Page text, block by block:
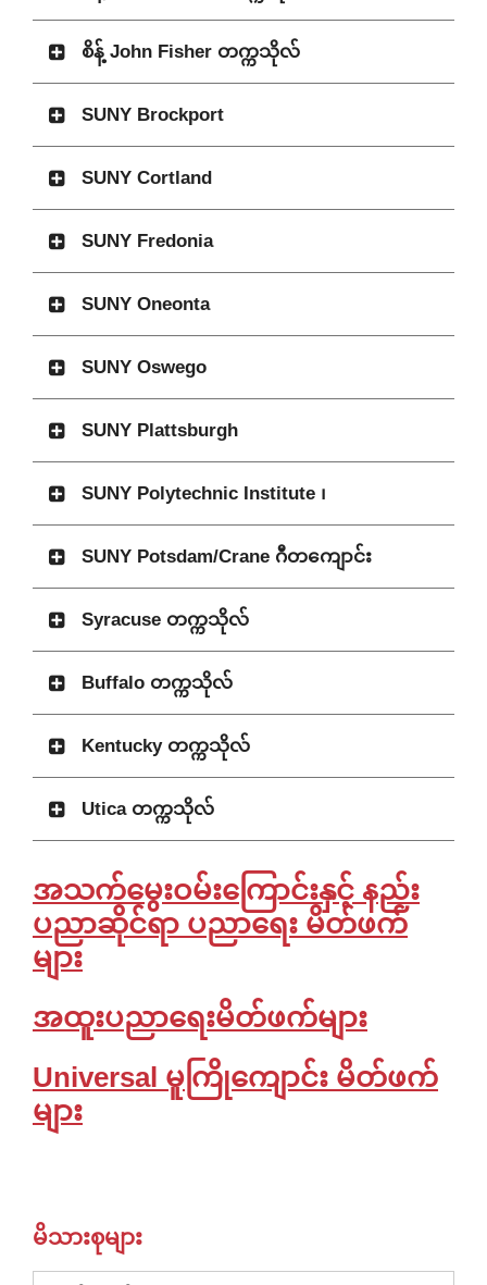
စိန့် John Fisher တက္ကသိုလ်
SUNY Brockport
SUNY Cortland
SUNY Fredonia
SUNY Oneonta
SUNY Oswego
SUNY Plattsburgh
SUNY Polytechnic Institute ၊
SUNY Potsdam/Crane ဂီတကျောင်း
Syracuse တက္ကသိုလ်
Buffalo တက္ကသိုလ်
Kentucky တက္ကသိုလ်
Utica တက္ကသိုလ်
အသက်မွေးဝမ်းကြောင်းနှင့် နည်း
ပညာဆိုင်ရာ ပညာရေး မိတ်ဖက်
များ
အထူးပညာရေးမိတ်ဖက်များ
Universal မူကြိုကျောင်း မိတ်ဖက်
များ
မိသားစုများ